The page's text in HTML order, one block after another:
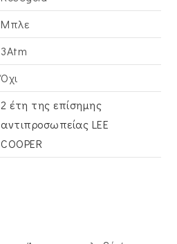
Μπλε
3Atm
Όχι
2 έτη της επίσημης
αντιπροσωπείας LEE
COOPER